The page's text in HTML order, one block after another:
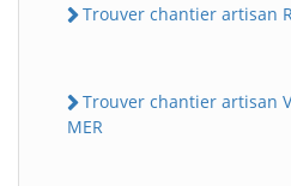
Trouver chantier artisan
Trouver chantier artisan
MER